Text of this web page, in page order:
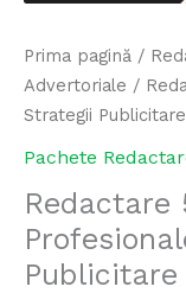
Prima pagină /
Advertoriale /
Strategii
Pachete
Redactare
Publicitare